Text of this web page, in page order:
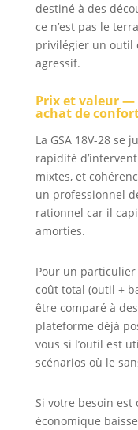
destiné à des
ce n’est pas le
privilégier un outil
agressif.
Prix et valeur
achat de
La GSA 18V-28 se
rapidité
mixtes, et
un professionnel
rationnel car il
amorties.
Pour un
coût total (outil +
être comparé à
plateforme déjà
vous si l’outil est
scénarios où le
Si votre besoin est
économique